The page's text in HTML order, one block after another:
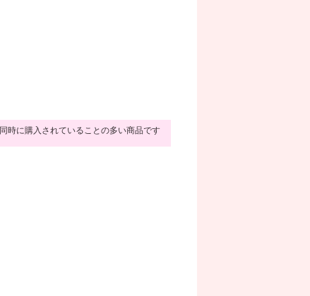
同時に購入されていることの多い商品です